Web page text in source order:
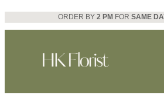
Skip
to
ORDER BY 2 PM FOR SAME